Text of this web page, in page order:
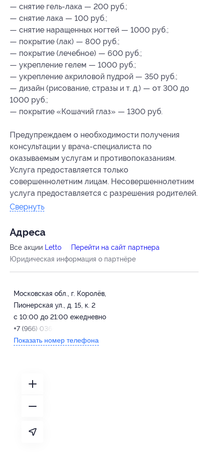
— снятие гель-лака — 200 руб.;
— снятие лака — 100 руб.;
— снятие наращенных ногтей — 1000 руб.;
— покрытие (лак) — 800 руб.;
— покрытие (лечебное) — 600 руб.;
— укрепление гелем — 1000 руб.;
— укрепление акриловой пудрой — 350 руб.;
— дизайн (рисование, стразы и т. д.) — от 300 до
1000 руб.;
— покрытие «Кошачий глаз» — 1300 руб.
Предупреждаем о необходимости получения
консультации у врача-специалиста по
оказываемым услугам и противопоказаниям.
Услуга предоставляется только
совершеннолетним лицам. Несовершеннолетним
услуга предоставляется с разрешения родителей.
Свернуть
Адресa
Все акции Letto
Перейти на сайт партнера
Юридическая информация о партнёре
Московская обл., г. Королёв,
Пионерская ул., д. 15, к. 2
с 10:00 до 21:00 ежедневно
+7 (966) 036-40-04
Показать номер телефона